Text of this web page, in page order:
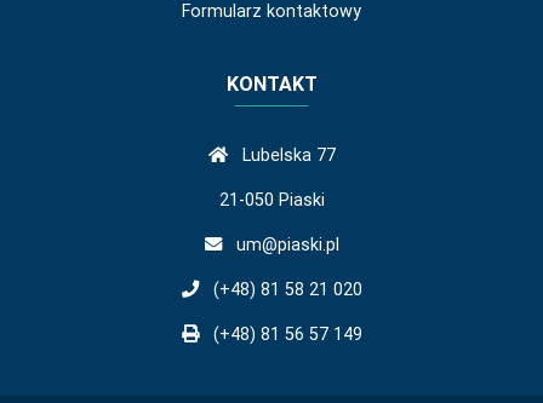
Formularz kontaktowy
KONTAKT
Lubelska 77
21-050 Piaski
um@piaski.pl
(+48) 81 58 21 020
(+48) 81 56 57 149